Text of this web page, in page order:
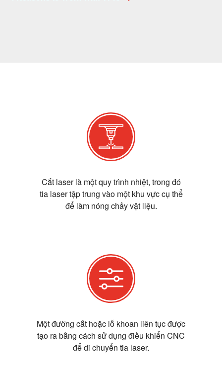
Cắt laser là một quy trình nhiệt, trong đó
tia laser tập trung vào một khu vực cụ thể
để làm nóng chảy vật liệu.
Một đường cắt hoặc lỗ khoan liên tục được
tạo ra bằng cách sử dụng điều khiển CNC
để di chuyển tia laser.